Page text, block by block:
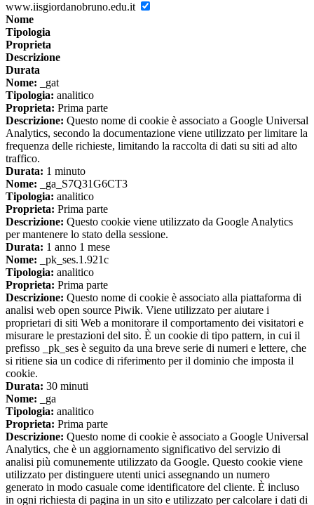
www.iisgiordanobruno.edu.it
Nome
Tipologia
Proprieta
Descrizione
Durata
Nome: _gat
Tipologia: analitico
Proprieta: Prima parte
Descrizione: Questo nome di cookie è associato a Google Universal
Analytics, secondo la documentazione viene utilizzato per limitare la
frequenza delle richieste, limitando la raccolta di dati su siti ad alto
traffico.
Durata: 1 minuto
Nome: _ga_S7Q31G6CT3
Tipologia: analitico
Proprieta: Prima parte
Descrizione: Questo cookie viene utilizzato da Google Analytics
per mantenere lo stato della sessione.
Durata: 1 anno 1 mese
Nome: _pk_ses.1.921c
Tipologia: analitico
Proprieta: Prima parte
Descrizione: Questo nome di cookie è associato alla piattaforma di
analisi web open source Piwik. Viene utilizzato per aiutare i
proprietari di siti Web a monitorare il comportamento dei visitatori e
misurare le prestazioni del sito. È un cookie di tipo pattern, in cui il
prefisso _pk_ses è seguito da una breve serie di numeri e lettere, che
si ritiene sia un codice di riferimento per il dominio che imposta il
cookie.
Durata: 30 minuti
Nome: _ga
Tipologia: analitico
Proprieta: Prima parte
Descrizione: Questo nome di cookie è associato a Google Universal
Analytics, che è un aggiornamento significativo del servizio di
analisi più comunemente utilizzato da Google. Questo cookie viene
utilizzato per distinguere utenti unici assegnando un numero
generato in modo casuale come identificatore del cliente. È incluso
in ogni richiesta di pagina in un sito e utilizzato per calcolare i dati di